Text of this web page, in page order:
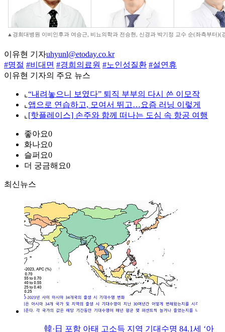
▲경희대병원 이비인후과 여승근, 비뇨의학과 전승현, 신경과 박기정 교수 순(좌측부터)(
이유현 기자uhyunl@etoday.co.kr
#명절 #비대면 #경희의료원 #노인성질환 #설연휴
이유현 기자의 주요 뉴스
⌞ “내려놓으니 보였다” 퇴직 부부의 다시 쓴 이모작
⌞ 앱으로 연습하고, 모여서 뛰고…요즘 러닝 이렇게
⌞ [핫플레이스] 손주와 함께 떠나는 도심 속 항공 여행
좋아요0
화나요0
슬퍼요0
더 궁금해요0
최신뉴스
韓·日 포함 아태 고소득 지역 기대수명 84.1세 ‘아